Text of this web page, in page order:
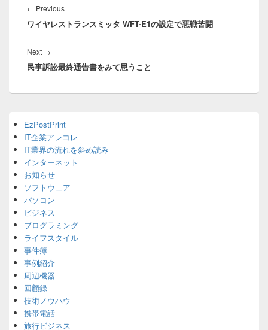
稿
ナ
ゲ
ー
シ
← PreviousPrevious
post:
ワイヤレストランスミッタ WFT-E1の設定で悪戦苦闘
Next →
post:
民事訴訟最終通告書をみて思うこと
Sidebar
Widget
Area
EzPostPrint
IT企業アレコレ
IT業界の流れを斜め読み
インターネット
お知らせ
ソフトウェア
パソコン
ビジネス
プログラミング
ライフスタイル
事件簿
事例紹介
周辺機器
回顧録
技術ノウハウ
携帯電話
旅行ビジネス